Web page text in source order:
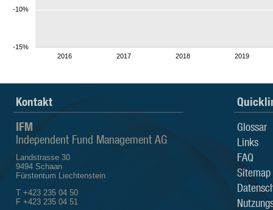
Kontakt
IFM
Independent Fund Management AG
Landstrasse 30
9494 Schaan
Fürstentum Liechtenstein
T +423 235 04 50
F +423 235 04 51
Glossar
Links
FAQ
Sitemap